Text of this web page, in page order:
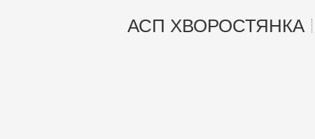
АСП ХВОРОСТЯНКА